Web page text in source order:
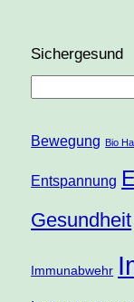
Sichergesund
Bewegung Bio
Entspannung
Gesundheit
Immunabwehr